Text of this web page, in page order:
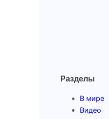
Разделы
В мире
Видео